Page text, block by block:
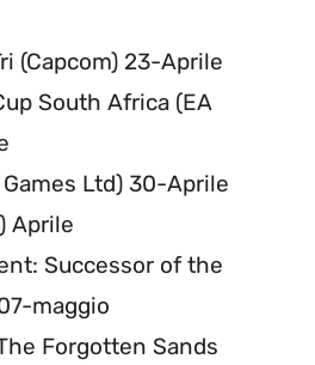
(Capcom) 23-Aprile
South Africa (EA
Ltd) 30-Aprile
Aprile
Successor of the
maggio
Forgotten Sands